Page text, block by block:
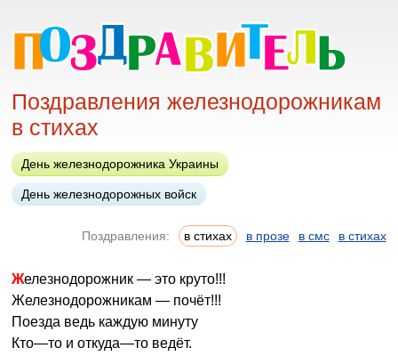
Поздравления железнодорожникам
в стихах
День железнодорожника Украины
День железнодорожных войск
Поздравления: в стихах в прозе в смс в стихах
Железнодорожник — это круто!!!
Железнодорожникам — почёт!!!
Поезда ведь каждую минуту
Кто—то и откуда—то ведёт.